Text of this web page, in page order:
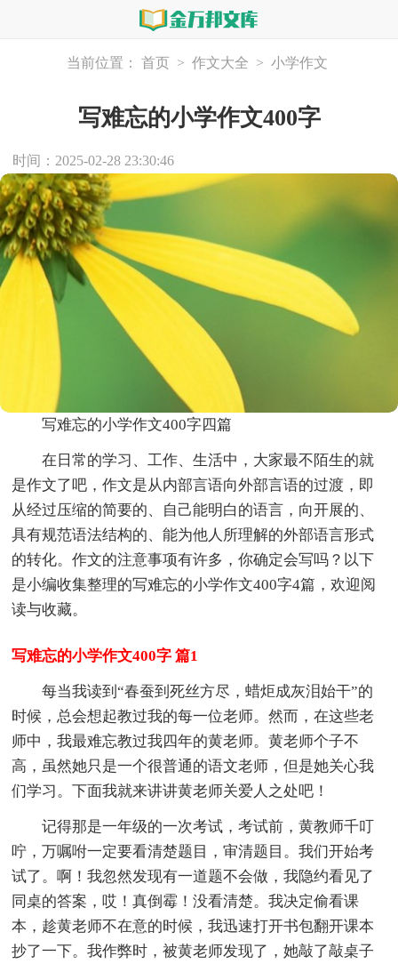
当前位置： 首页 > 作文大全 > 小学作文
写难忘的小学作文400字
时间：2025-02-28 23:30:46
写难忘的小学作文400字四篇
在日常的学习、工作、生活中，大家最不陌生的就
是作文了吧，作文是从内部言语向外部言语的过渡，即
从经过压缩的简要的、自己能明白的语言，向开展的、
具有规范语法结构的、能为他人所理解的外部语言形式
的转化。作文的注意事项有许多，你确定会写吗？以下
是小编收集整理的写难忘的小学作文400字4篇，欢迎阅
读与收藏。
写难忘的小学作文400字 篇1
每当我读到“春蚕到死丝方尽，蜡炬成灰泪始干”的
时候，总会想起教过我的每一位老师。然而，在这些老
师中，我最难忘教过我四年的黄老师。黄老师个子不
高，虽然她只是一个很普通的语文老师，但是她关心我
们学习。下面我就来讲讲黄老师关爱人之处吧！
记得那是一年级的一次考试，考试前，黄教师千叮
咛，万嘱咐一定要看清楚题目，审清题目。我们开始考
试了。啊！我忽然发现有一道题不会做，我隐约看见了
同桌的答案，哎！真倒霉！没看清楚。我决定偷看课
本，趁黄老师不在意的时候，我迅速打开书包翻开课本
抄了一下。我作弊时，被黄老师发现了，她敲了敲桌子